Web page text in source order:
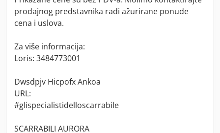
prodajnog predstavnika radi ažurirane ponude
cena i uslova.
Za više informacija:
Loris: 3484773001
Dwsdpjv Hicpofx Ankoa
URL:
#glispecialistidelloscarrabile
SCARRABILI AURORA